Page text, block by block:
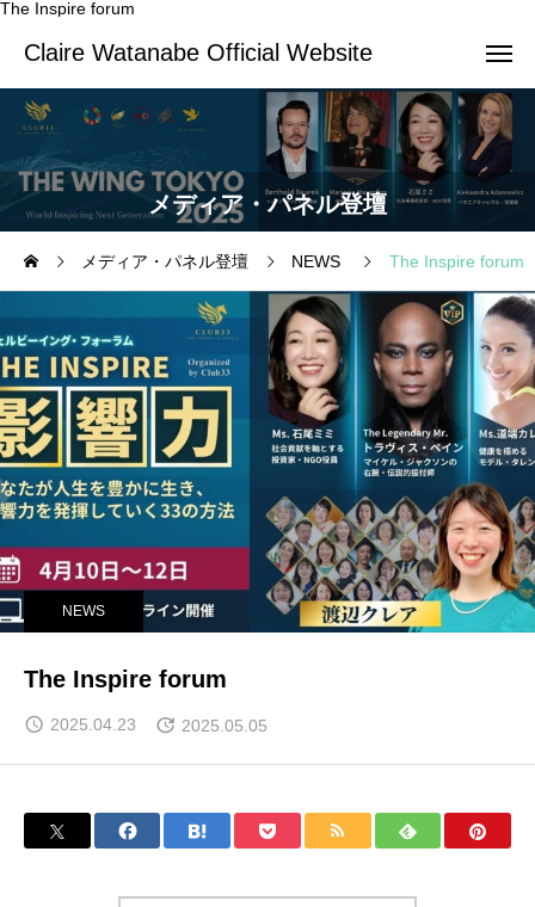
The Inspire forum
Claire Watanabe Official Website
メディア・パネル登壇
メディア・パネル登壇 NEWS The Inspire forum
NEWS
The Inspire forum
2025.04.23 2025.05.05